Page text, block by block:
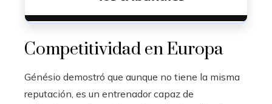
Competitividad en Europa
Génésio demostró que aunque no tiene la misma
reputación, es un entrenador capaz de